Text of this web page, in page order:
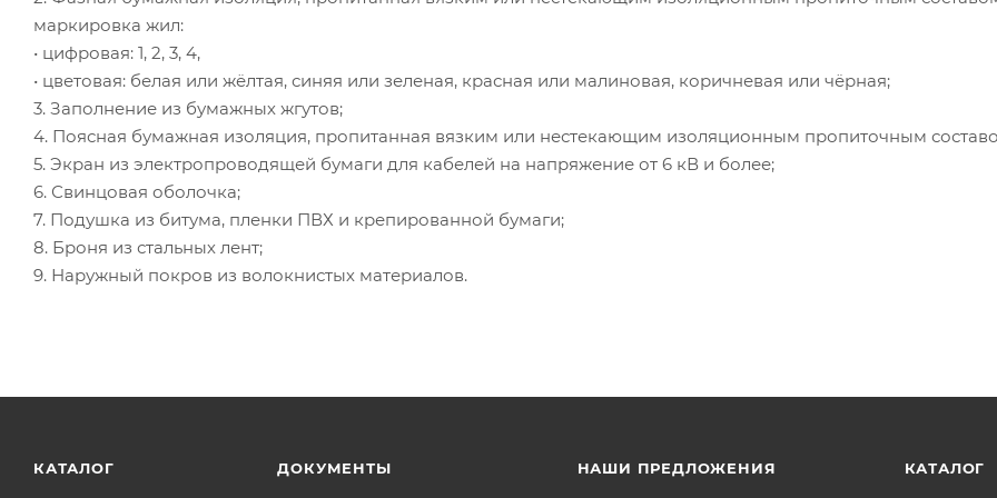
маркировка жил:
• цифровая: 1, 2, 3, 4,
• цветовая: белая или жёлтая, синяя или зеленая, красная или малиновая, коричневая или чёрная;
3. Заполнение из бумажных жгутов;
4. Поясная бумажная изоляция, пропитанная вязким или нестекающим изоляционным пропиточным
5. Экран из электропроводящей бумаги для кабелей на напряжение от 6 кВ и более;
6. Свинцовая оболочка;
7. Подушка из битума, пленки ПВХ и крепированной бумаги;
8. Броня из стальных лент;
9. Наружный покров из волокнистых материалов.
КАТАЛОГ ДОКУМЕНТЫ НАШИ ПРЕДЛОЖЕНИЯ КАТАЛОГ